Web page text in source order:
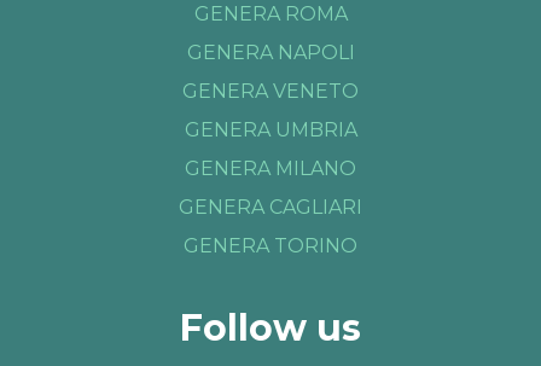
GENERA ROMA
GENERA NAPOLI
GENERA VENETO
GENERA UMBRIA
GENERA MILANO
GENERA CAGLIARI
GENERA TORINO
Follow us